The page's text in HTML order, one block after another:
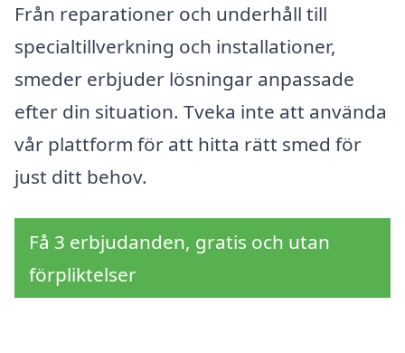
Från reparationer och underhåll till
specialtillverkning och installationer,
smeder erbjuder lösningar anpassade
efter din situation. Tveka inte att använda
vår plattform för att hitta rätt smed för
just ditt behov.
Få 3 erbjudanden, gratis och utan
förpliktelser